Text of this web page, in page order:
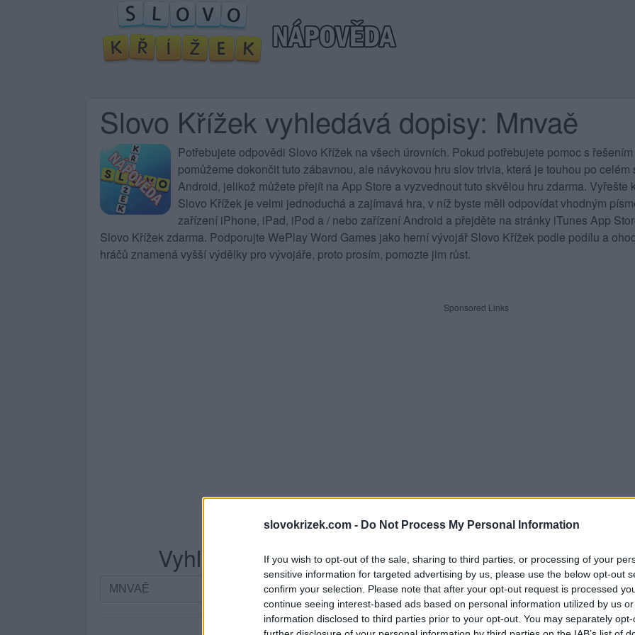
slovokrizek.com - Do Not Process My Personal Information
If you wish to opt-out of the sale, sharing to third parties, or processing of your
sensitive information for targeted advertising by us, please use the below opt-out
confirm your selection. Please note that after your opt-out request is processed
continue seeing interest-based ads based on personal information utilized by us
information disclosed to third parties prior to your opt-out. You may separately
Slovo Křížek vyhledává dopisy: Mnvaě
Potřebujete odpovědi Slovo Křížek na všech úrovních. Pokud potřebujete pomoc s
pomůžeme dokončit tuto zábavnou, ale návykovou hru slov trivia, která je touhou po
Android, jelikož můžete přejít na App Store a vyzvednout tuto skvělou hru zdarma.
Slovo Křížek je velmi jednoduchá a zajímavá hra, v níž byste měli odpovídat vhodným
zařízení iPhone, iPad, iPod a / nebo zařízení Android a přejděte na stránky iTunes App
Slovo Křížek zdarma. Podporujte WePlay Word Games jako herní vývojář Slovo Křížek podle podílu a
hráčů znamená vyšší výdělky pro vývojáře, proto prosím, pomozte jim růst.
Sponsored Links
Vyhledávání podle písmen. Zadejte všechny
Vyhledávání